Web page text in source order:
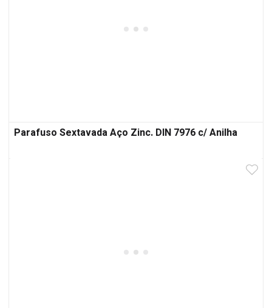
Parafuso Sextavada Aço Zinc. DIN 7976 c/ Anilha